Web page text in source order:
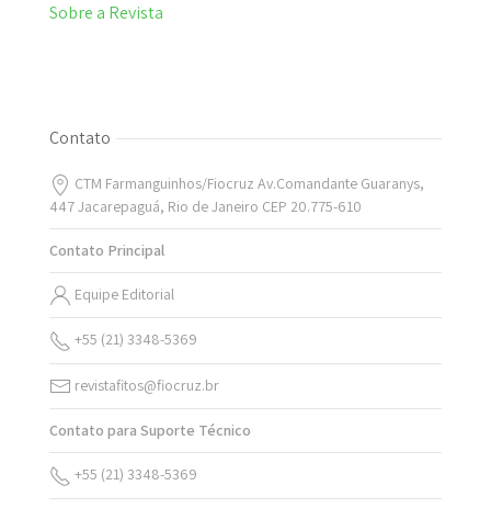
Sobre a Revista
Contato
CTM Farmanguinhos/Fiocruz Av.Comandante Guaranys,
447 Jacarepaguá, Rio de Janeiro CEP 20.775-610
Contato Principal
Equipe Editorial
+55 (21) 3348-5369
revistafitos@fiocruz.br
Contato para Suporte Técnico
+55 (21) 3348-5369